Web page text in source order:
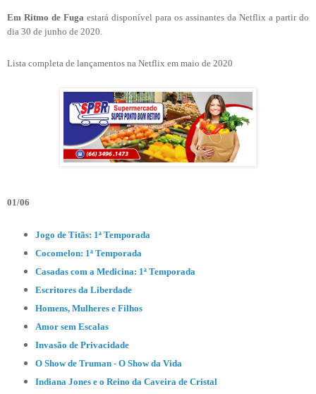
Em Ritmo de Fuga estará disponível para os assinantes da Netflix a partir do
dia 30 de junho de 2020.
Lista completa de lançamentos na Netflix em maio de 2020
01/06
Jogo de Titãs: 1ª Temporada
Cocomelon: 1ª Temporada
Casadas com a Medicina: 1ª Temporada
Escritores da Liberdade
Homens, Mulheres e Filhos
Amor sem Escalas
Invasão de Privacidade
O Show de Truman - O Show da Vida
Indiana Jones e o Reino da Caveira de Cristal